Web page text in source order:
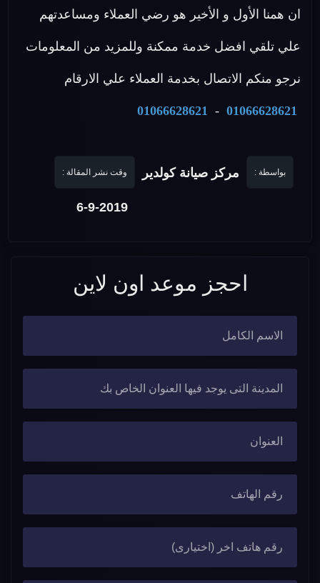
ان همنا الأول و الأخير هو رضي العملاء ومساعدتهم
علي تلقي افضل خدمة ممكنة وللمزيد من المعلومات
نرجو منكم الاتصال بخدمة العملاء علي الارقام
01066628621
-
01066628621
بواسطة : مركز صيانة كولدير وقت نشر المقالة :
6-9-2019
احجز موعد اون لاين